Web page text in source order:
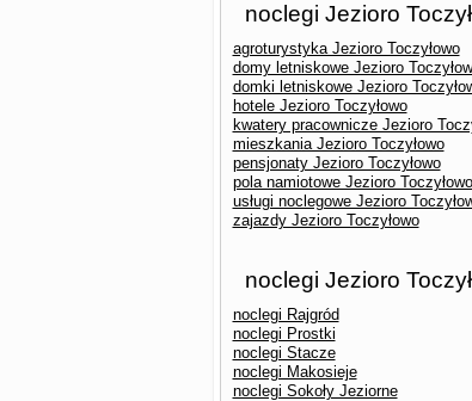
noclegi Jezioro
agroturystyka Jezioro Toczyłowo
domy letniskowe Jezioro
domki letniskowe Jezioro
hotele Jezioro Toczyłowo
kwatery pracownicze Jezioro
mieszkania Jezioro Toczyłowo
pensjonaty Jezioro Toczyłowo
pola namiotowe Jezioro Toczyłowo
usługi noclegowe Jezioro
zajazdy Jezioro Toczyłowo
noclegi Jezioro
noclegi Rajgród
noclegi Prostki
noclegi Stacze
noclegi Makosieje
noclegi Sokoły Jeziorne